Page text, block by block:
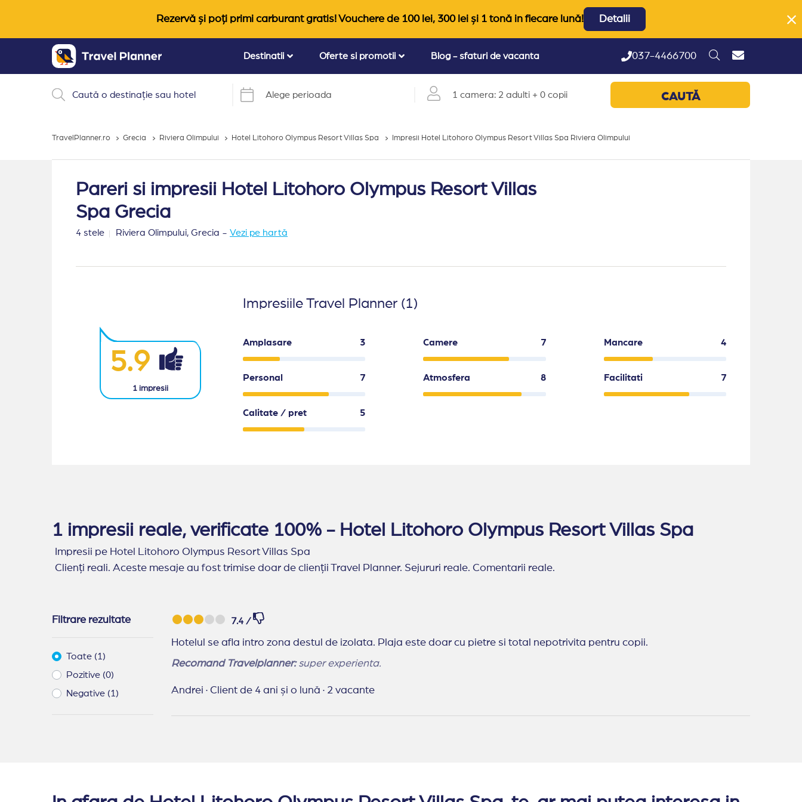
Rezervă și poți primi carburant gratis! Vouchere de 100 lei, 300 lei și 1 tonă in fiecare lună! Detalii
Destinatii Oferte si promotii Blog - sfaturi de vacanta 037-4466700
Alege perioada 1 camera: 2 adulti + 0 copii CAUTĂ
TravelPlanner.ro Grecia Riviera Olimpului Hotel Litohoro Olympus Resort Villas Spa Impresii Hotel Litohoro Olympus Resort Villas Spa Riviera Olimpului
Pareri si impresii Hotel Litohoro Olympus Resort Villas
Spa Grecia
4 stele Riviera Olimpului, Grecia - Vezi pe hartă
5.9
1 impresii
Impresiile Travel Planner (1)
Amplasare 3 Camere 7 Mancare 4
Personal 7 Atmosfera 8 Facilitati 7
Calitate / pret 5
1 impresii reale, verificate 100% - Hotel Litohoro Olympus Resort Villas Spa
Impresii pe Hotel Litohoro Olympus Resort Villas Spa
Clienți reali. Aceste mesaje au fost trimise doar de clienții Travel Planner. Sejururi reale. Comentarii reale.
Filtrare rezultate
Toate (1)
Pozitive (0)
Negative (1)
7.4 /
Hotelul se afla intro zona destul de izolata. Plaja este doar cu pietre si total nepotrivita pentru copii.
Recomand Travelplanner: super experienta.
Andrei · Client de 4 ani și o lună · 2 vacante